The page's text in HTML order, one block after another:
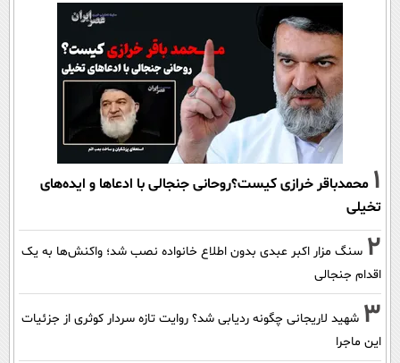
1 محمدباقر خرازی کیست؟روحانی جنجالی با ادعاها و ایده‌های
تخیلی
2 سنگ مزار اکبر عبدی بدون اطلاع خانواده نصب شد؛ واکنش‌ها به یک
اقدام جنجالی
3 شهید لاریجانی چگونه ردیابی شد؟ روایت تازه سردار کوثری از جزئیات
این ماجرا